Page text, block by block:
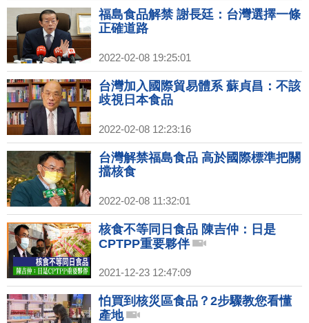
福島食品解禁 謝長廷：台灣選擇一條
正確道路
2022-02-08 19:25:01
台灣加入國際貿易體系 蘇貞昌：不該
歧視日本食品
2022-02-08 12:23:16
台灣解禁福島食品 高於國際標準把關
擋核食
2022-02-08 11:32:01
核食不等同日食品 陳吉仲：日是
CPTPP重要夥伴
2021-12-23 12:47:09
怕買到核災區食品？2步驟教您看懂
產地